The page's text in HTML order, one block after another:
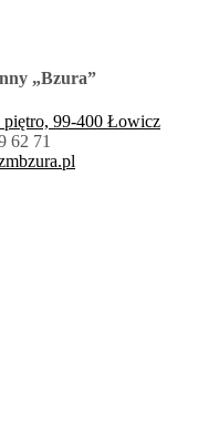
„Bzura”
99-400 Łowicz
62 71